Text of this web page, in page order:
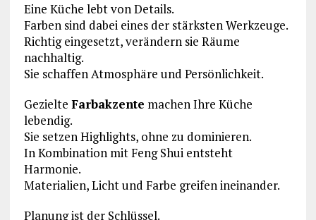
Eine Küche lebt von Details.
Farben sind dabei eines der stärksten Werkzeuge.
Richtig eingesetzt, verändern sie Räume
nachhaltig.
Sie schaffen Atmosphäre und Persönlichkeit.
Gezielte Farbakzente machen Ihre Küche
lebendig.
Sie setzen Highlights, ohne zu dominieren.
In Kombination mit Feng Shui entsteht
Harmonie.
Materialien, Licht und Farbe greifen ineinander.
Planung ist der Schlüssel.